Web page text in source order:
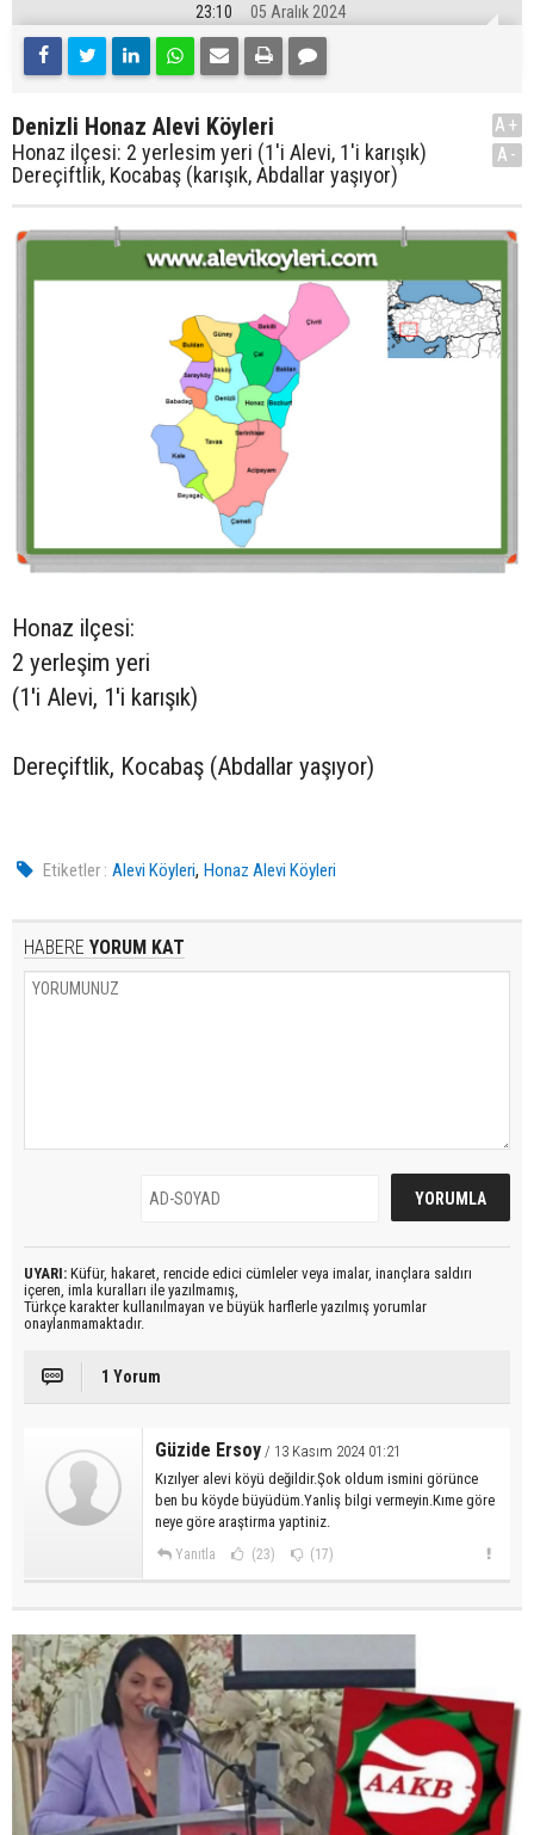
23:10 05 Aralık 2024
Denizli Honaz Alevi Köyleri
Honaz ilçesi: 2 yerlesim yeri (1'i Alevi, 1'i karışık)
Dereçiftlik, Kocabaş (karışık, Abdallar yaşıyor)
A+
A-
Honaz ilçesi:
2 yerleşim yeri
(1'i Alevi, 1'i karışık)
Dereçiftlik, Kocabaş (Abdallar yaşıyor)
Etiketler : Alevi Köyleri,Honaz Alevi Köyleri
HABERE YORUM KAT
UYARI: Küfür, hakaret, rencide edici cümleler veya imalar, inançlara saldırı
içeren, imla kuralları ile yazılmamış,
Türkçe karakter kullanılmayan ve büyük harflerle yazılmış yorumlar
onaylanmamaktadır.
1 Yorum
Güzide Ersoy / 13 Kasım 2024 01:21
Kızılyer alevi köyü değildir.Şok oldum ismini görünce
ben bu köyde büyüdüm.Yanliş bilgi vermeyin.Kıme göre
neye göre araştirma yaptiniz.
Yanıtla (23) (17)